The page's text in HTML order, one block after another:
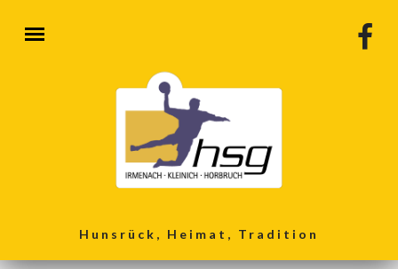
Hunsrück, Heimat, Tradition